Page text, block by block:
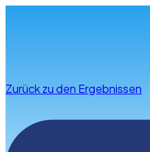
Zurück zu den Ergebnissen